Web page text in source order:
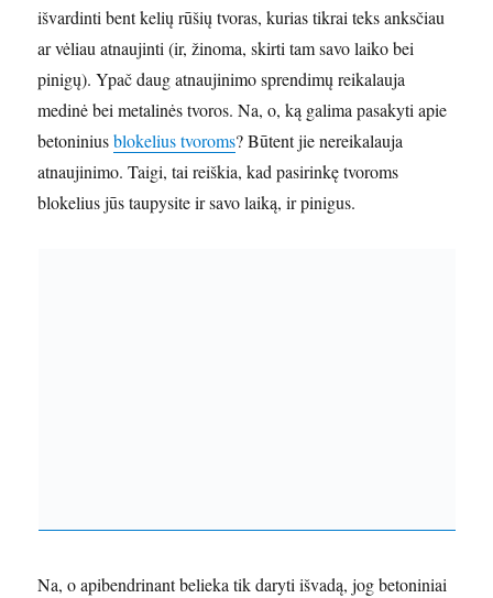
išvardinti bent kelių rūšių tvoras, kurias tikrai teks anksčiau
ar vėliau atnaujinti (ir, žinoma, skirti tam savo laiko bei
pinigų). Ypač daug atnaujinimo sprendimų reikalauja
medinė bei metalinės tvoros. Na, o, ką galima pasakyti apie
betoniniusblokelius tvoroms? Būtent jie nereikalauja
atnaujinimo. Taigi, tai reiškia, kad pasirinkę tvoroms
blokelius jūs taupysite ir savo laiką, ir pinigus.
Na, o apibendrinant belieka tik daryti išvadą, jog betoniniai